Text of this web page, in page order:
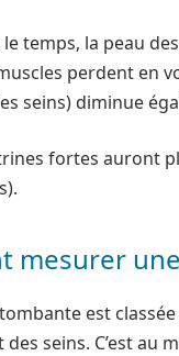
le temps, la peau
perdent en
seins) diminue
fortes auront
mesurer
est
des seins. C’est